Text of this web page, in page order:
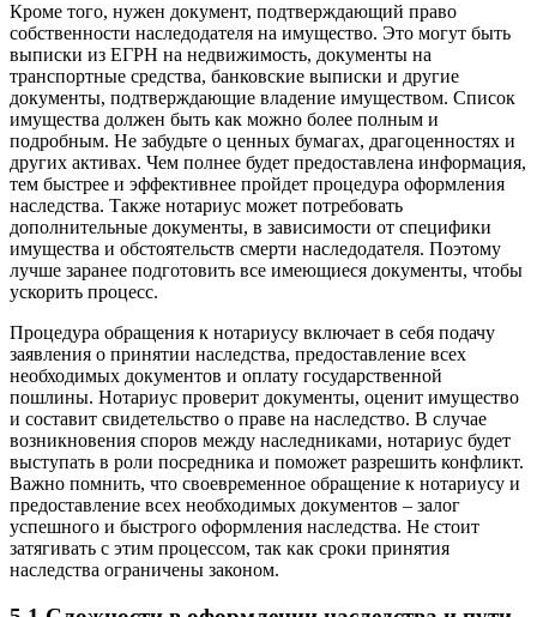
Кроме того, нужен документ, подтверждающий право
собственности наследодателя на имущество. Это могут быть
выписки из ЕГРН на недвижимость, документы на
транспортные средства, банковские выписки и другие
документы, подтверждающие владение имуществом. Список
имущества должен быть как можно более полным и
подробным. Не забудьте о ценных бумагах, драгоценностях и
других активах. Чем полнее будет предоставлена информация,
тем быстрее и эффективнее пройдет процедура оформления
наследства. Также нотариус может потребовать
дополнительные документы, в зависимости от специфики
имущества и обстоятельств смерти наследодателя. Поэтому
лучше заранее подготовить все имеющиеся документы, чтобы
ускорить процесс.
Процедура обращения к нотариусу включает в себя подачу
заявления о принятии наследства, предоставление всех
необходимых документов и оплату государственной
пошлины. Нотариус проверит документы, оценит имущество
и составит свидетельство о праве на наследство. В случае
возникновения споров между наследниками, нотариус будет
выступать в роли посредника и поможет разрешить конфликт.
Важно помнить, что своевременное обращение к нотариусу и
предоставление всех необходимых документов – залог
успешного и быстрого оформления наследства. Не стоит
затягивать с этим процессом, так как сроки принятия
наследства ограничены законом.